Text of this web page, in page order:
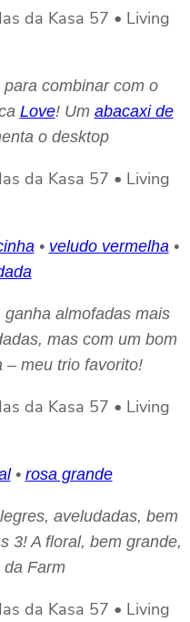
combinar com o
Love! Um abacaxi de
o desktop
• veludo vermelha•
almofadas mais
mas com um bom
– meu trio favorito!
• rosa grande
aveludadas, bem
3! A floral, bem grande,
Farm